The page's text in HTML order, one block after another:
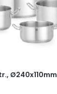
Ø240x110mm